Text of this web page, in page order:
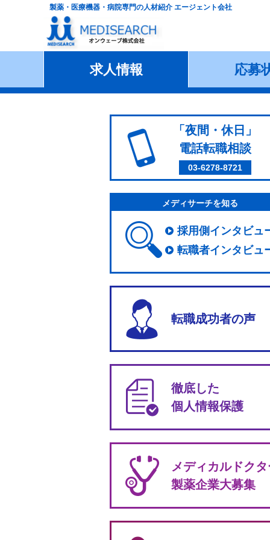
製薬・医療機器・病院専門の人材紹介 エージェント会社
求人情報 応募
「夜間・休日」
電話転職相談
03-6278-8721
メディサーチを知る
採用側インタビュ
転職者インタビュ
転職成功者の声
徹底した
個人情報保護
メディカルドク
製薬企業大募集